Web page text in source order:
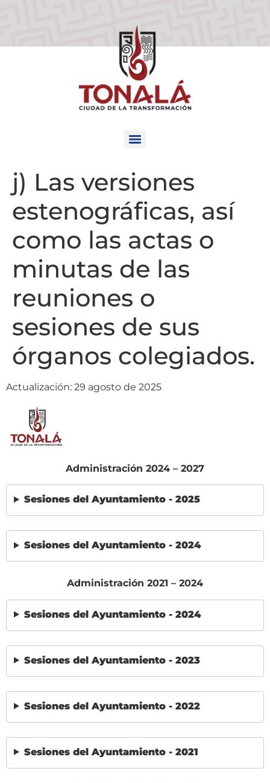
j) Las versiones
estenográficas, así
como las actas o
minutas de las
reuniones o
sesiones de sus
órganos colegiados.
Actualización: 29 agosto de 2025
Administración 2024 – 2027
Sesiones del Ayuntamiento - 2025
Sesiones del Ayuntamiento - 2024
Administración 2021 – 2024
Sesiones del Ayuntamiento - 2024
Sesiones del Ayuntamiento - 2023
Sesiones del Ayuntamiento - 2022
Sesiones del Ayuntamiento - 2021